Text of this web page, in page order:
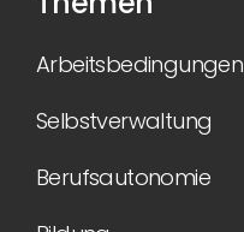
Arbeitsbedingungen
Selbstverwaltung
Berufsautonomie